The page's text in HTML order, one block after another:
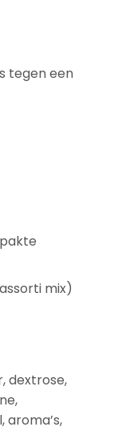
tegen een
mix)
dextrose,